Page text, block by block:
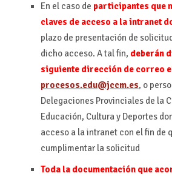
En el caso de participantes que
claves de acceso a la intranet
plazo de presentación de
dicho acceso. A tal fin, deberán
siguiente dirección de correo
procesos.edu@jccm.es, o
Delegaciones Provinciales de la
Educación, Cultura y Deportes
acceso a la intranet con el fin de
cumplimentar la solicitud
Toda la documentación que